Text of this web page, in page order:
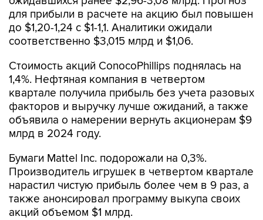
для прибыли в расчете на акцию был повышен
до $1,20-1,24 с $1-1,1. Аналитики ожидали
соответственно $3,015 млрд и $1,06.
Стоимость акций ConocoPhillips поднялась на
1,4%. Нефтяная компания в четвертом
квартале получила прибыль без учета разовых
факторов и выручку лучше ожиданий, а также
объявила о намерении вернуть акционерам $9
млрд в 2024 году.
Бумаги Mattel Inc. подорожали на 0,3%.
Производитель игрушек в четвертом квартале
нарастил чистую прибыль более чем в 9 раз, а
также анонсировал программу выкупа своих
акций объемом $1 млрд.